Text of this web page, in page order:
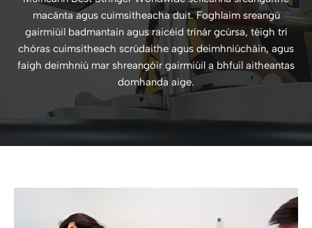
macánta agus cuimsitheacha duit. Foghlaim sreangú
gairmiúil badmantain agus raicéid trínár gcúrsa, téigh trí
chóras cuimsitheach scrúdaithe agus deimhniúcháin, agus
faigh deimhniú mar shreangóir gairmiúil a bhfuil aitheantas
domhanda aige.